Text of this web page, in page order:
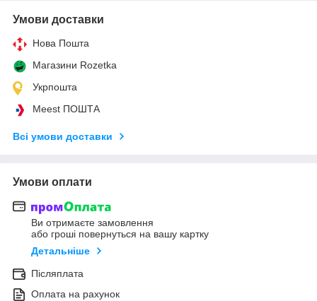
Умови доставки
Нова Пошта
Магазини Rozetka
Укрпошта
Meest ПОШТА
Всі умови доставки
Умови оплати
Ви отримаєте замовлення
або гроші повернуться на вашу картку
Детальніше
Післяплата
Оплата на рахунок